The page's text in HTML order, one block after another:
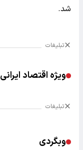
شد.
تبلیغات
ویژه اقتصاد ایرانی
تبلیغات
وبگردی